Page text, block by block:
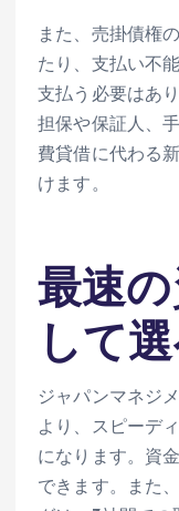
また、売掛債権
たり、支払い不
支払う必要はあ
担保や保証人、
費貸借に代わる
けます。
最速
して
ジャパンマネジ
より、スピーデ
になります。資
できます。また